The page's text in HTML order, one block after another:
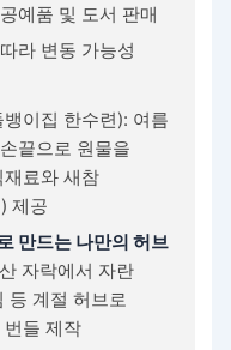
예품 및 도서 판매
라 변동 가능성
뱅이집 한수련): 여름
끝으로 원물을
재료와 새참
제공
만드는 나만의 허브
자락에서 자란
등 계절 허브로
들 제작